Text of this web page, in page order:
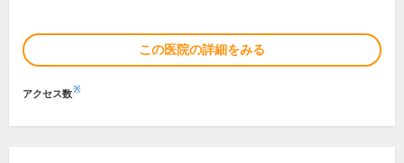
この医院の詳細をみる
アクセス数※